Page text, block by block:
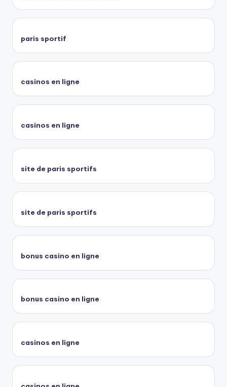
paris sportif
casinos en ligne
casinos en ligne
site de paris sportifs
site de paris sportifs
bonus casino en ligne
bonus casino en ligne
casinos en ligne